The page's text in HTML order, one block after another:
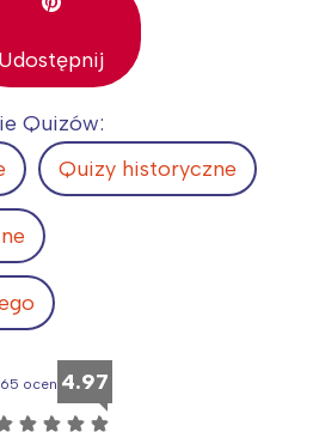
Udostępnij
Quizów:
Quizy historyczne
ocen 4.97
☆ ☆ ☆ ☆